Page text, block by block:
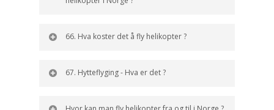
66. Hva koster det å fly helikopter ?
67. Hytteflyging - Hva er det ?